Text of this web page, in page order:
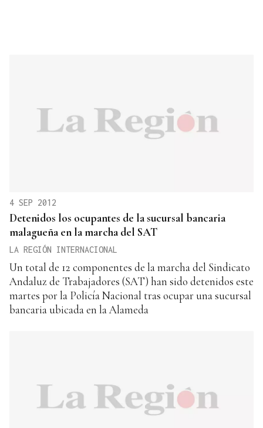
4 SEP 2012
Detenidos los ocupantes de la sucursal bancaria
malagueña en la marcha del SAT
LA REGIÓN INTERNACIONAL
Un total de 12 componentes de la marcha del Sindicato
Andaluz de Trabajadores (SAT) han sido detenidos este
martes por la Policía Nacional tras ocupar una sucursal
bancaria ubicada en la Alameda